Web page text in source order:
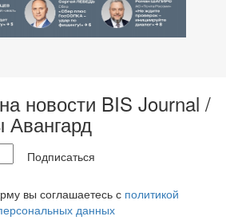
новости BIS Journal /
Авангард
Подписаться
вы соглашаетесь с политикой
данных